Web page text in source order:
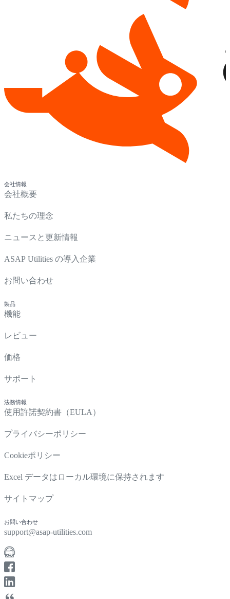
会社情報
会社概要
私たちの理念
ニュースと更新情報
ASAP Utilities の導入企業
お問い合わせ
製品
機能
レビュー
価格
サポート
法務情報
使用許諾契約書（EULA）
プライバシーポリシー
Cookieポリシー
Excel データはローカル環境に保持されます
サイトマップ
お問い合わせ
support@asap-utilities.com